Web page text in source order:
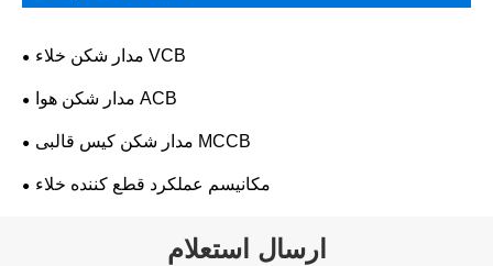
مدار شکن خلاء VCB
مدار شکن هوا ACB
مدار شکن کیس قالبی MCCB
مکانیسم عملکرد قطع کننده خلاء
ارسال استعلام